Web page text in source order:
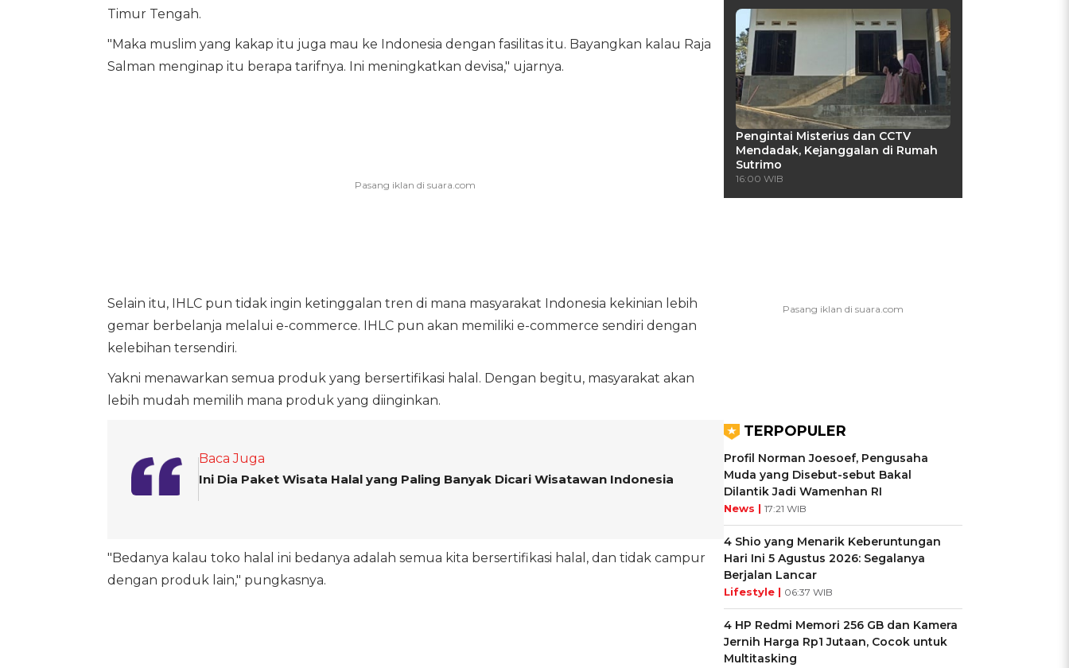
Timur Tengah.
"Maka muslim yang kakap itu juga mau ke Indonesia dengan fasilitas itu. Bayangkan kalau Raja
Salman menginap itu berapa tarifnya. Ini meningkatkan devisa," ujarnya.
Selain itu, IHLC pun tidak ingin ketinggalan tren di mana masyarakat Indonesia kekinian lebih
gemar berbelanja melalui e-commerce. IHLC pun akan memiliki e-commerce sendiri dengan
kelebihan tersendiri.
Yakni menawarkan semua produk yang bersertifikasi halal. Dengan begitu, masyarakat akan
lebih mudah memilih mana produk yang diinginkan.
Baca Juga
Ini Dia Paket Wisata Halal yang Paling Banyak Dicari Wisatawan Indonesia
"Bedanya kalau toko halal ini bedanya adalah semua kita bersertifikasi halal, dan tidak campur
dengan produk lain," pungkasnya.
Pengintai Misterius dan CCTV
Mendadak, Kejanggalan di Rumah
Sutrimo
16:00 WIB
TERPOPULER
Profil Norman Joesoef, Pengusaha
Muda yang Disebut-sebut Bakal
Dilantik Jadi Wamenhan RI
News | 17:21 WIB
4 Shio yang Menarik Keberuntungan
Hari Ini 5 Agustus 2026: Segalanya
Berjalan Lancar
Lifestyle | 06:37 WIB
4 HP Redmi Memori 256 GB dan Kamera
Jernih Harga Rp1 Jutaan, Cocok untuk
Multitasking